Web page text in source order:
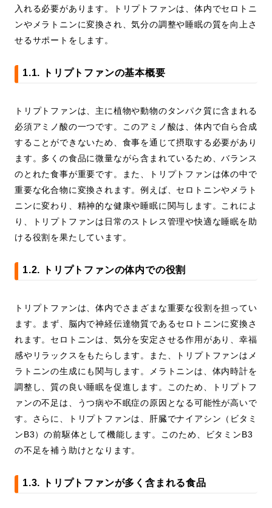
入れる必要があります。トリプトファンは、体内でセロトニ
ンやメラトニンに変換され、気分の調整や睡眠の質を向上さ
せるサポートをします。
1.1. トリプトファンの基本概要
トリプトファンは、主に植物や動物のタンパク質に含まれる
必須アミノ酸の一つです。このアミノ酸は、体内で自ら合成
することができないため、食事を通じて摂取する必要があり
ます。多くの食品に微量ながら含まれているため、バランス
のとれた食事が重要です。また、トリプトファンは体の中で
重要な化合物に変換されます。例えば、セロトニンやメラト
ニンに変わり、精神的な健康や睡眠に関与します。これによ
り、トリプトファンは日常のストレス管理や快適な睡眠を助
ける役割を果たしています。
1.2. トリプトファンの体内での役割
トリプトファンは、体内でさまざまな重要な役割を担ってい
ます。まず、脳内で神経伝達物質であるセロトニンに変換さ
れます。セロトニンは、気分を安定させる作用があり、幸福
感やリラックスをもたらします。また、トリプトファンはメ
ラトニンの生成にも関与します。メラトニンは、体内時計を
調整し、質の良い睡眠を促進します。このため、トリプトフ
ァンの不足は、うつ病や不眠症の原因となる可能性が高いで
す。さらに、トリプトファンは、肝臓でナイアシン（ビタミ
ンB3）の前駆体として機能します。このため、ビタミンB3
の不足を補う助けとなります。
1.3. トリプトファンが多く含まれる食品